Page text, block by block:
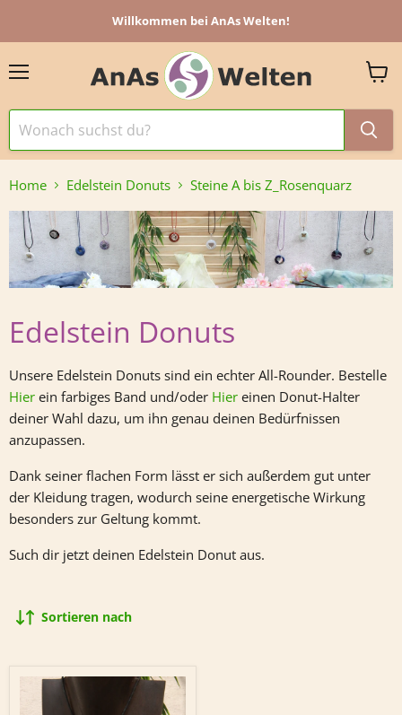
Willkommen bei AnAs Welten!
Home Edelstein Donuts Steine A bis Z_Rosenquarz
Edelstein Donuts
Unsere Edelstein Donuts sind ein echter All-Rounder. Bestelle
Hier ein farbiges Band und/oder Hier einen Donut-Halter
deiner Wahl dazu, um ihn genau deinen Bedürfnissen
anzupassen.
Dank seiner flachen Form lässt er sich außerdem gut unter
der Kleidung tragen, wodurch seine energetische Wirkung
besonders zur Geltung kommt.
Such dir jetzt deinen Edelstein Donut aus.
Sortieren nach